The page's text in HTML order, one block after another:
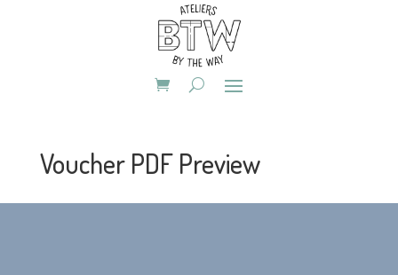
Voucher PDF Preview